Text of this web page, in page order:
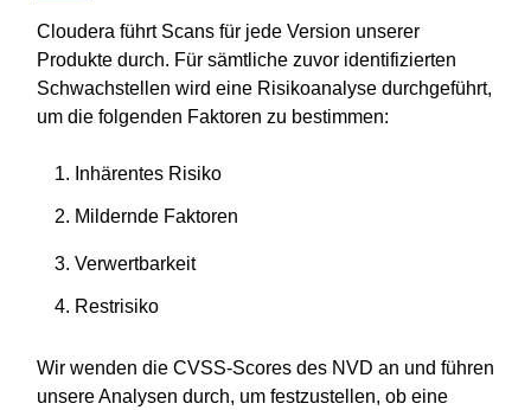
Cloudera führt Scans für jede Version unserer
Produkte durch. Für sämtliche zuvor identifizierten
Schwachstellen wird eine Risikoanalyse durchgeführt,
um die folgenden Faktoren zu bestimmen:
1. Inhärentes Risiko
2. Mildernde Faktoren
3. Verwertbarkeit
4. Restrisiko
Wir wenden die CVSS-Scores des NVD an und führen
unsere Analysen durch, um festzustellen, ob eine